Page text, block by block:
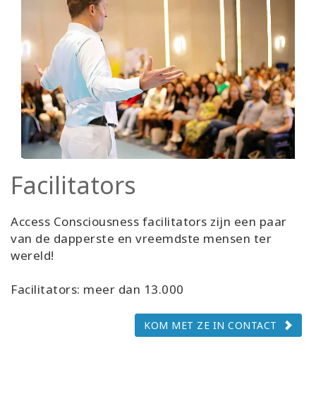
Facilitators
Access Consciousness facilitators zijn een paar
van de dapperste en vreemdste mensen ter
wereld!
Facilitators: meer dan 13.000
KOM MET ZE IN CONTACT